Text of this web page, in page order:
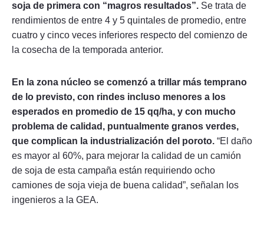
soja de primera con “magros resultados”. Se trata de
rendimientos de entre 4 y 5 quintales de promedio, entre
cuatro y cinco veces inferiores respecto del comienzo de
la cosecha de la temporada anterior.
En la zona núcleo se comenzó a trillar más temprano
de lo previsto, con rindes incluso menores a los
esperados en promedio de 15 qq/ha, y con mucho
problema de calidad, puntualmente granos verdes,
que complican la industrialización del poroto. “El daño
es mayor al 60%, para mejorar la calidad de un camión
de soja de esta campaña están requiriendo ocho
camiones de soja vieja de buena calidad”, señalan los
ingenieros a la GEA.